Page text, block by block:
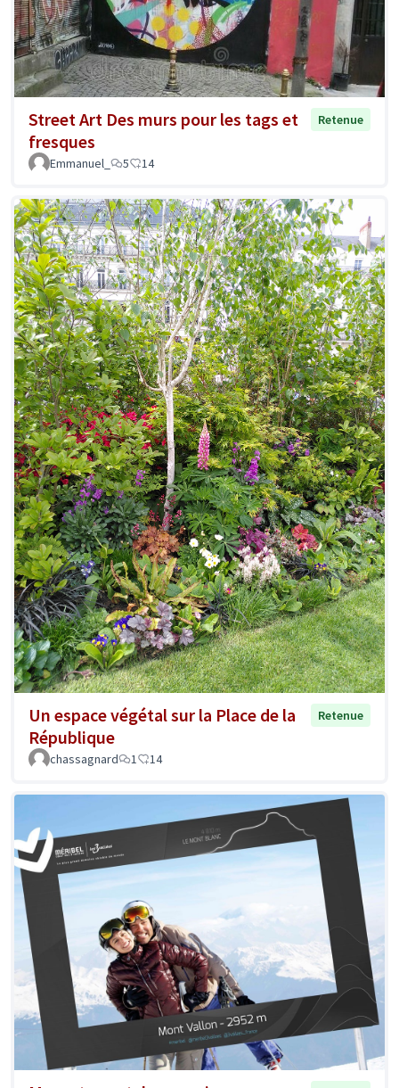
Street Art Des murs pour les tags et
fresques
Retenue
Emmanuel_ 5 14
Un espace végétal sur la Place de la
République
Retenue
chassagnard 1 14